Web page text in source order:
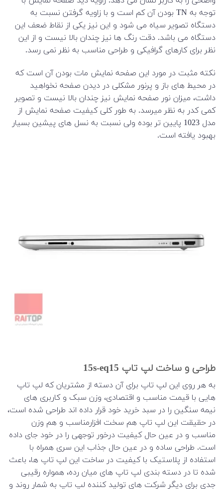
توجه به TN بودن آن کم است و با زاویه گرفتن نسبت به
دستگاه تصویر سیاه می شود و این نیز یکی از نقاط ضعف این
دستگاه می باشد. دقت رنگ ها نیز چندان بالا نیست و از این
نظر برای کارهای گرافیکی و طراحی مناسب به نظر نمی رسد.
نکته مثبت در مورد این صفحه نمایش مات بودن آن است که
در محیط های باز و پرنور مشکلی در دیدن صفحه نخواهید
داشت، میزان نور صفحه نمایش نیز چندان بالا نیست و تصویر
کمی کدر به نظر میرسد. به طور کلی کیفیت صفحه نمایش از
مدل 1023 پایین تر بوده ولی نسبت به نسل های پیشین بسیار
بهبود یافته است.
طراحی و ساخت لپ تاپ 15s-eq15
به هر روی این لپ تاپ برای آن دسته از مشتریان که لپ تاپ
هایی با قیمت مناسب و اقتصادی، وزن سبک و کاربری های
نیمه سنگین را در سبد خرید خود قرار داده اند طراحی شده است،
در حقیقت این لپ تاپ هم سخت افزارمناسب و هم وزن
مناسب و در عین حال کیفیت درخور توجهی را در خود جای داده
است. طراحی ساده و در عین حال جذاب این سری همراه با
استفاده از پلاستیک با کیفیت در ساخت این لپ تاپ ها، باعث
شده تا در دسته بندی لپ تاپ های میان رده، همواره رقیبی
جدی برای دیگر شرکت های تولید کننده لپ تاپ به شمار روند و